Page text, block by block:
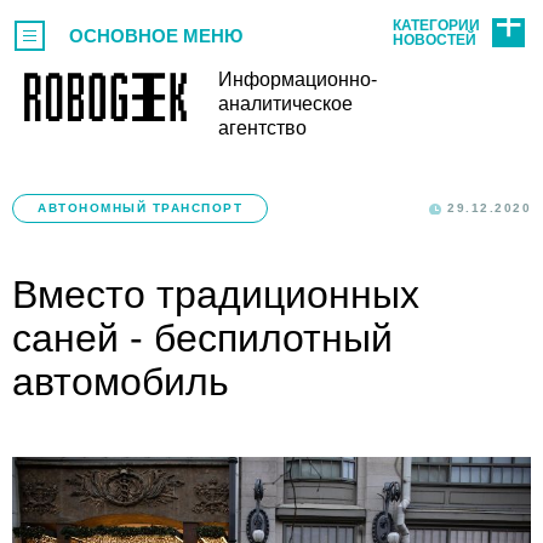
Информационно-
аналитическое
агентство
ОСНОВНОЕ МЕНЮ
КАТЕГОРИИ
НОВОСТЕЙ
АВТОНОМНЫЙ ТРАНСПОРТ 29.12.2020
Вместо традиционных
саней - беспилотный
автомобиль